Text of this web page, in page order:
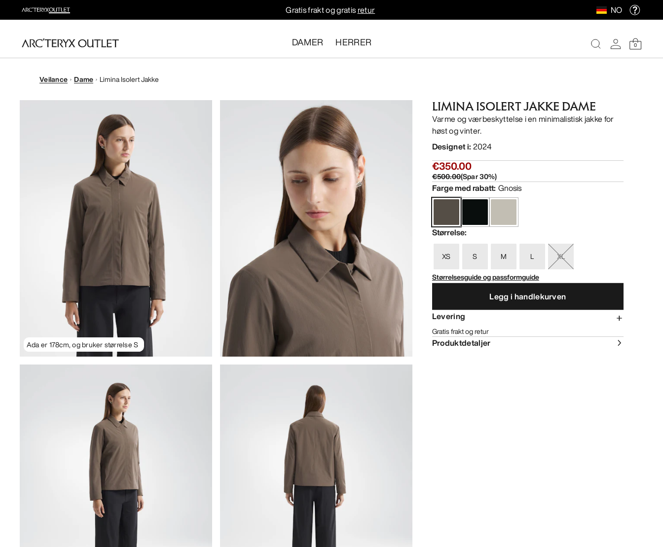
Gratis frakt og gratisretur NO
DAMER HERRER 0
Veilance Dame Limina Isolert Jakke
Ada er 178cm, og bruker størrelse S
LIMINA ISOLERT JAKKE DAME
Varme og værbeskyttelse i en minimalistisk jakke for
høst og vinter.
Designet i: 2024
€350.00
€500.00(Spar30%)
Farge med rabatt: Gnosis
Størrelse:
XS S M L
XL
Størrelsesguide og passformguide
Legg i handlekurven
Levering
Gratis frakt og retur
Produktdetaljer